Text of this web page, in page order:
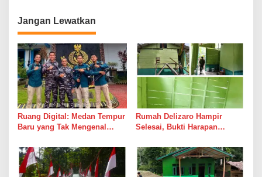
a
s
i
p
o
s
Jangan Lewatkan
Ruang Digital: Medan Tempur
Baru yang Tak Mengenal
Rumah Delizaro Hampir
Selesai, Bukti Harapan
Suara Palu dan Semen